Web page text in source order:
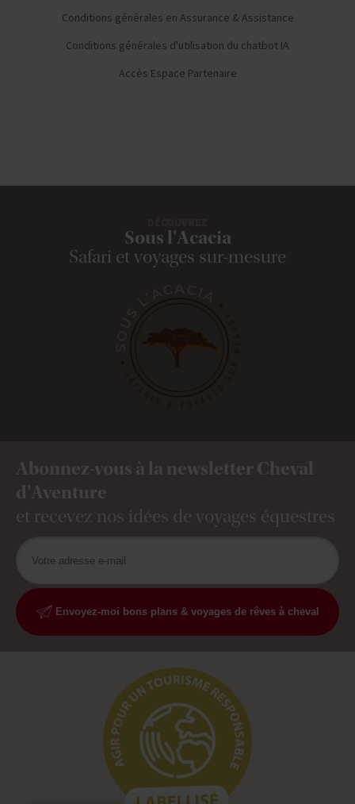
Conditions générales en Assurance & Assistance
Conditions générales d'utilisation du chatbot IA
Accès Espace Partenaire
Sous l'Acacia
Safari et voyages sur-mesure
Abonnez-vous à la newsletter Cheval
d'Aventure
et recevez nos idées de voyages équestres
Envoyez-moi bons plans & voyages de rêves à cheval